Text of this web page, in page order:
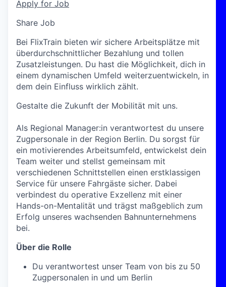
Apply for Job
Share Job
Bei FlixTrain bieten wir sichere Arbeitsplätze mit
überdurchschnittlicher Bezahlung und tollen
Zusatzleistungen. Du hast die Möglichkeit, dich in
einem dynamischen Umfeld weiterzuentwickeln, in
dem dein Einfluss wirklich zählt.
Gestalte die Zukunft der Mobilität mit uns.
Als Regional Manager:in verantwortest du unsere
Zugpersonale in der Region Berlin. Du sorgst für
ein motivierendes Arbeitsumfeld, entwickelst dein
Team weiter und stellst gemeinsam mit
verschiedenen Schnittstellen einen erstklassigen
Service für unsere Fahrgäste sicher. Dabei
verbindest du operative Exzellenz mit einer
Hands-on-Mentalität und trägst maßgeblich zum
Erfolg unseres wachsenden Bahnunternehmens
bei.
Über die Rolle
Du verantwortest unser Team von bis zu 50
Zugpersonalen in und um Berlin